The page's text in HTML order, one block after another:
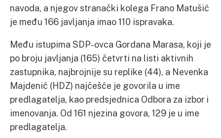
navoda, a njegov stranački kolega Frano Matušić
je među 166 javljanja imao 110 ispravaka.
Među istupima SDP-ovca Gordana Marasa, koji je
po broju javljanja (165) četvrti na listi aktivnih
zastupnika, najbrojnije su replike (44), a Nevenka
Majdenić (HDZ) najčešće je govorila u ime
predlagatelja, kao predsjednica Odbora za izbor i
imenovanja. Od 161 njezina govora, 129 je u ime
predlagatelja.